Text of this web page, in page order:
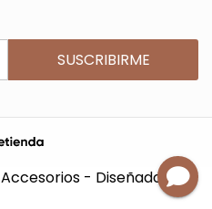
SUSCRIBIRME
- Diseñado por